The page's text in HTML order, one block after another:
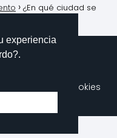
¿En qué ciudad se
Política de Cookies
experiencia